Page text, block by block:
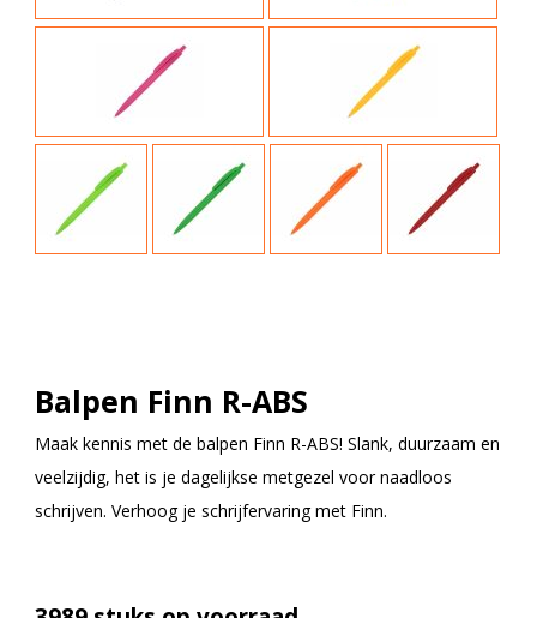
Balpen Finn R-ABS
Maak kennis met de balpen Finn R-ABS! Slank, duurzaam en
veelzijdig, het is je dagelijkse metgezel voor naadloos
schrijven. Verhoog je schrijfervaring met Finn.